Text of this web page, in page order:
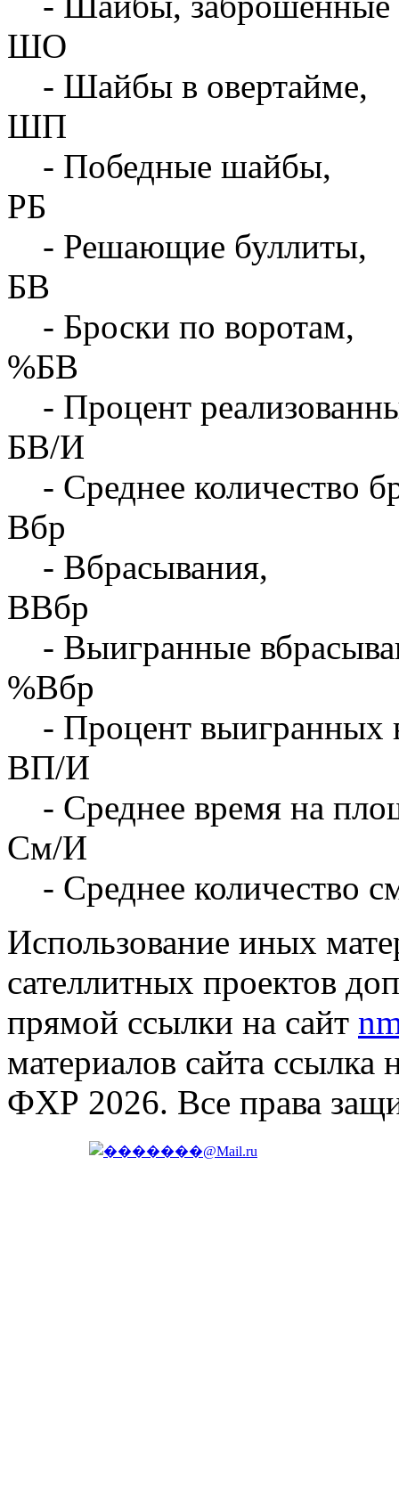
ШО
- Шайбы в овертайме,
ШП
- Победные шайбы,
РБ
- Решающие буллиты,
БВ
- Броски по воротам,
%БВ
- Процент
БВ/И
- Среднее количество
Вбр
- Вбрасывания,
ВВбр
- Выигранные
%Вбр
- Процент выигранных
ВП/И
- Среднее время на
См/И
- Среднее количество
Использование иных
сателлитных проектов
прямой ссылки на сайт
материалов сайта ссылка
ФХР 2026. Все права